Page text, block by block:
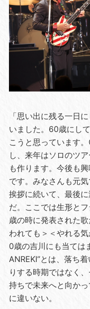
「思い出に残る一日
いました。60歳にし
こうと思っています
し、来年はソロのツ
も作ります。今後も
です。みなさんも元
挨拶に続いて、最後に
だ。ここでは生形と
歳の時に発表された
われても＞＜やれる
0歳の吉川にも当ては
ANREKI”とは、落ち
りする時期ではなく
持ちで未来へと向か
に違いない。